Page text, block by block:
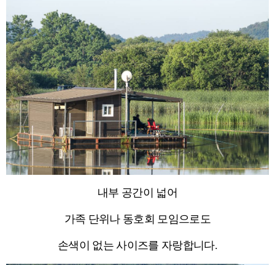
내부 공간이 넓어
가족 단위나 동호회 모임으로도
손색이 없는 사이즈를 자랑합니다.